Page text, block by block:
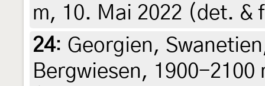
m, 10. Mai 2022 (det. &
24: Georgien,
Bergwiesen, 1900-2100